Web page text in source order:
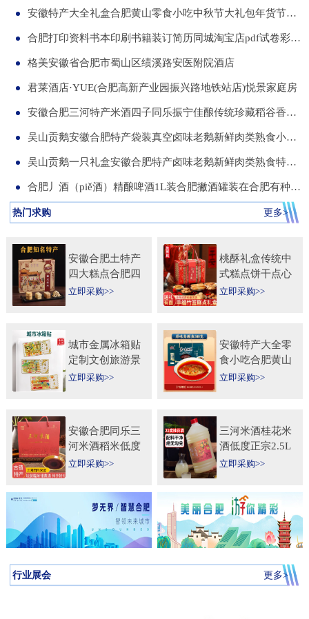
安徽特产大全礼盒合肥黄山零食小吃中秋节大礼包年货节送伴手礼品
合肥打印资料书本印刷书籍装订简历同城淘宝店pdf试卷彩色a34讲义
格美安徽省合肥市蜀山区绩溪路安医附院酒店
君莱酒店·YUE(合肥高新产业园振兴路地铁站店)悦景家庭房
安徽合肥三河特产米酒四子同乐振宁佳酿传统珍藏稻谷香一箱两瓶
吴山贡鹅安徽合肥特产袋装真空卤味老鹅新鲜肉类熟食小吃包河发货
吴山贡鹅一只礼盒安徽合肥特产卤味老鹅新鲜肉类熟食特色小吃包邮
合肥丿酒（piě酒）精酿啤酒1L装合肥撇酒罐装在合肥有种局叫丿酒
热门求购 更多>
安徽合肥土特产
四大糕点合肥四
大名点礼盒零食
立即采购>>
桃酥礼盒传统中
式糕点饼干点心
特产食品伴手礼
立即采购>>
城市金属冰箱贴
定制文创旅游景
区纪念礼品定做
立即采购>>
安徽特产大全零
食小吃合肥黄山
烧饼糕点臭鳜鱼
立即采购>>
安徽合肥同乐三
河米酒稻米低度
甜黄酒坛装
送礼自饮
立即采购>>
三河米酒桂花米
酒低度正宗2.5L
桶纯手工安徽糯
立即采购>>
行业展会 更多>